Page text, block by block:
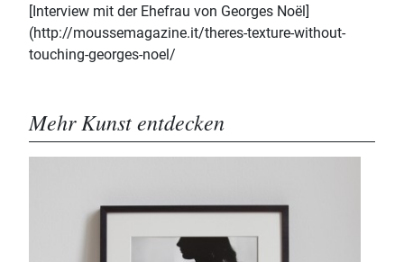
[Interview mit der Ehefrau von Georges Noël]
(http://moussemagazine.it/theres-texture-without-
touching-georges-noel/
Mehr Kunst entdecken